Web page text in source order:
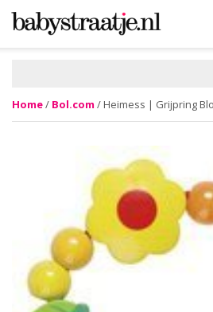
Home/ Bol.com / Heimess | Grijpring